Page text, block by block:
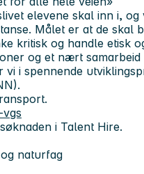
elevene skal inn i, og
Målet er at de skal
kritisk og handle etisk
og et nært samarbeid
i spennende
i Talent Hire.
naturfag